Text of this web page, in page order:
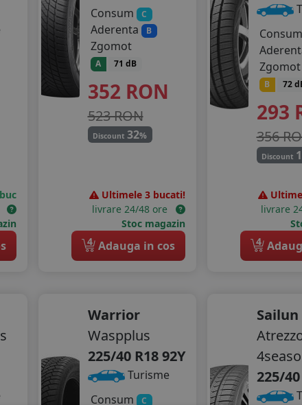
Consum
C
Aderenta B
Zgomot
A 71 dB
352 RON
523 RON
Discount32%
Ultimele 3 bucati!
livrare 24/48 ore
Stoc magazin
4 Adauga in cos
Consum
Zgomot
B 72
293
356
Discount
livrare
4
Warrior
Waspplus
225/40 R18 92Y
Turisme
Consum
C
Sailun
225/